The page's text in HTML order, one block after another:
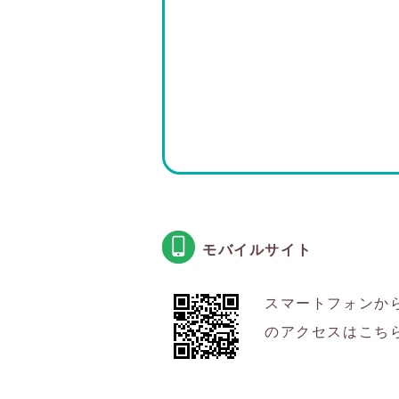
モバイルサイト
スマートフォンか
のアクセスはこち